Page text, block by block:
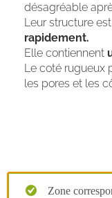
désagréable
Leur structure
rapidement.
Elle contiennent
Le coté rugueux
les pores et les
Zone